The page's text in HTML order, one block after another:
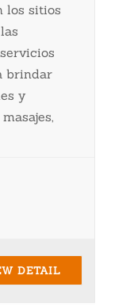
los sitios
brindar
y
DETAIL